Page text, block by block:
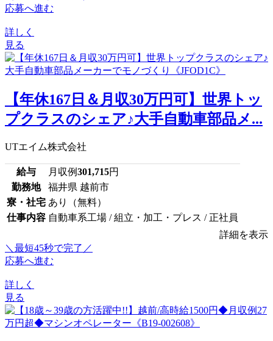
応募へ進む
詳しく
見る
【年休167日＆月収30万円可】世界トッ
プクラスのシェア♪大手自動車部品メ...
UTエイム株式会社
給与 月収例301,715円
勤務地
福井県 越前市
寮・社宅 あり（無料）
仕事内容 自動車系工場 / 組立・加工・プレス / 正社員
詳細を表示
＼最短45秒で完了／
応募へ進む
詳しく
見る